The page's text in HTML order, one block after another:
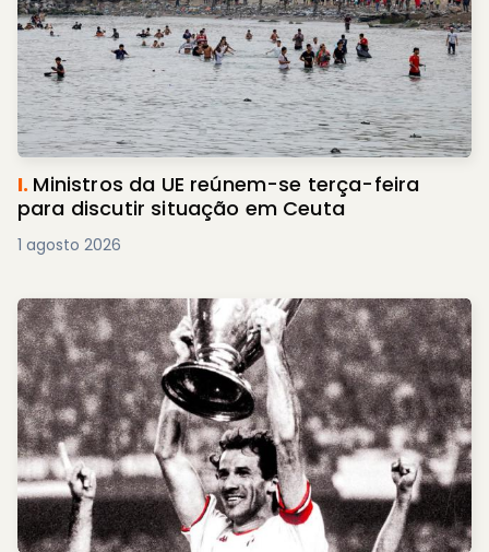
I. Ministros da UE reúnem-se terça-feira
para discutir situação em Ceuta
1 agosto 2026